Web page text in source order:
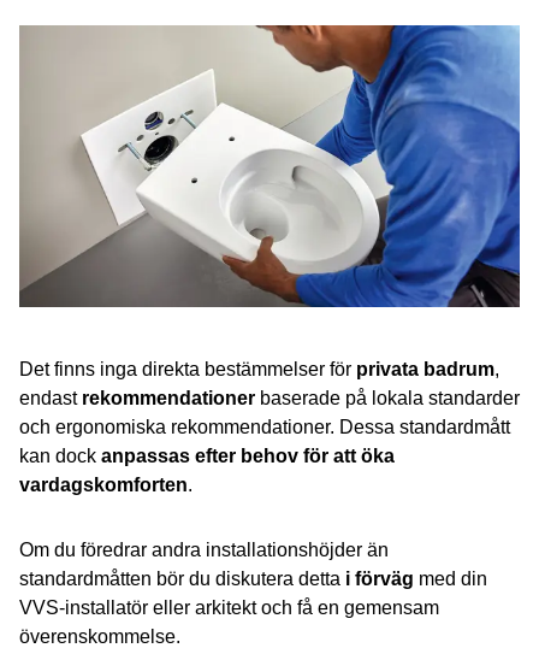
Det finns inga direkta bestämmelser för privata badrum,
endast rekommendationer baserade på lokala standarder
och ergonomiska rekommendationer. Dessa standardmått
kan dock anpassas efter behov för att öka
vardagskomforten.
Om du föredrar andra installationshöjder än
standardmåtten bör du diskutera detta i förväg med din
VVS-installatör eller arkitekt och få en gemensam
överenskommelse.